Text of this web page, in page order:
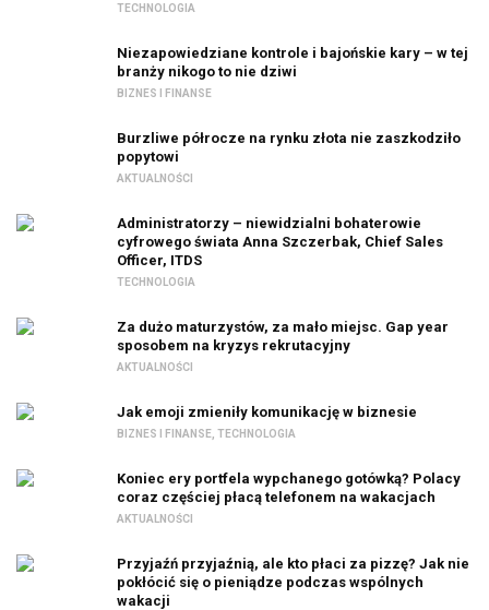
TECHNOLOGIA
Niezapowiedziane kontrole i bajońskie kary – w tej
branży nikogo to nie dziwi
BIZNES I FINANSE
Burzliwe półrocze na rynku złota nie zaszkodziło
popytowi
AKTUALNOŚCI
Administratorzy – niewidzialni bohaterowie
cyfrowego świata Anna Szczerbak, Chief Sales
Officer, ITDS
TECHNOLOGIA
Za dużo maturzystów, za mało miejsc. Gap year
sposobem na kryzys rekrutacyjny
AKTUALNOŚCI
Jak emoji zmieniły komunikację w biznesie
BIZNES I FINANSE TECHNOLOGIA
Koniec ery portfela wypchanego gotówką? Polacy
coraz częściej płacą telefonem na wakacjach
AKTUALNOŚCI
Przyjaźń przyjaźnią, ale kto płaci za pizzę? Jak nie
pokłócić się o pieniądze podczas wspólnych
wakacji